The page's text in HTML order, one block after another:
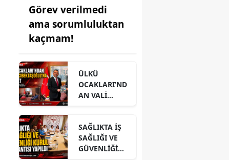
Görev verilmedi
ama sorumluluktan
kaçmam!
ÜLKÜ
OCAKLARI’ND
AN VALİ
ZİYARET
SAĞLIKTA İŞ
SAĞLIĞI VE
GÜVENLİĞİ